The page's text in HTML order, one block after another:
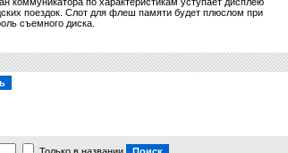
поездок. Слот для флеш памяти будет плюслом при
съемного диска.
Только в названии